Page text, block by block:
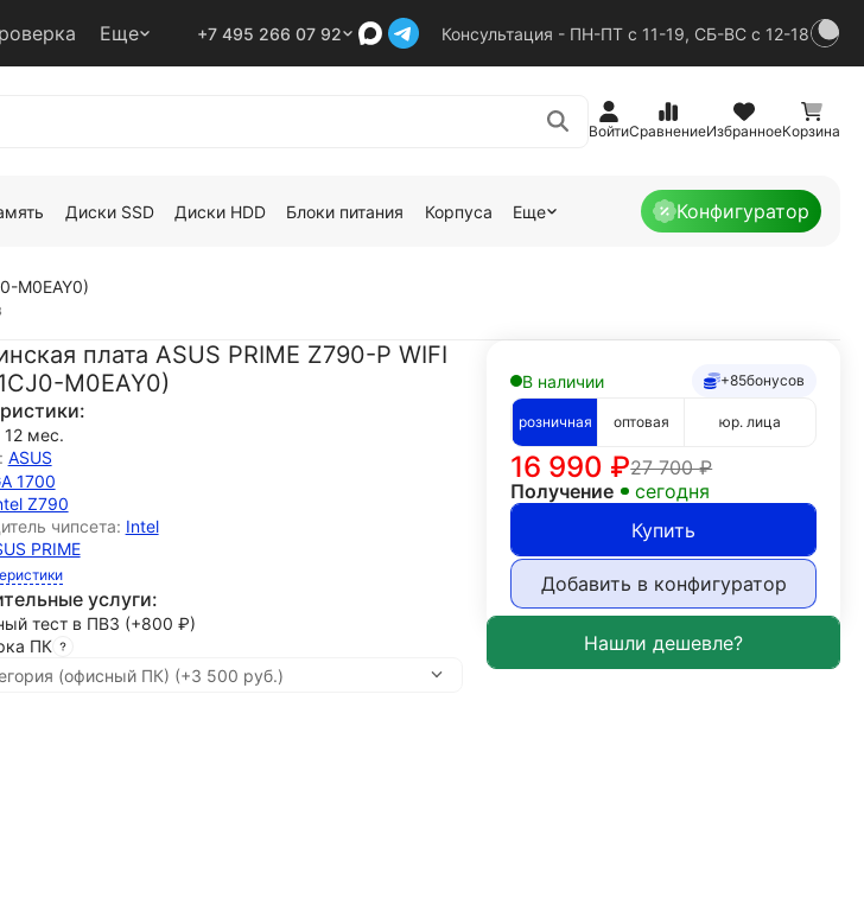
Еще +7 495 266 07 92 Консультация - ПН-ПТ с 11-19, СБ-ВС с 12-18
ВойтиСравнениеИзбранноеКорзина
Диски SSD Диски HDD Блоки питания Корпуса Еще Конфигуратор
M0EAY0)
плата ASUS PRIME Z790-P WIFI
M0EAY0)
12 мес.
: ASUS
1700
Z790
чипсета: Intel
PRIME
услуги:
тест в ПВЗ (+800 ₽)
ПК
В наличии +85бонусов
розничная оптовая юр. лица
27 700₽
16 990 ₽
Получение
сегодня
Купить
Добавить в конфигуратор